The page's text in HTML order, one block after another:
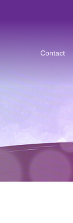
Contact